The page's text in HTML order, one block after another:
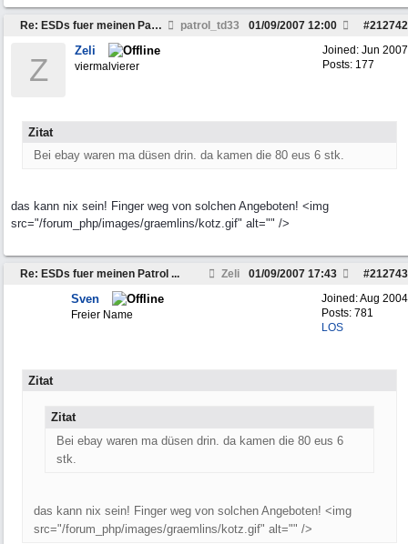
Re: ESDs fuer meinen Patrol ... patrol_td33 #212742
01/09/2007 12:00
Joined: Jun 2007
Posts: 177
Z
Zeli
viermalvierer
Zitat
Bei ebay waren ma düsen drin. da kamen die 80 eus 6 stk.
das kann nix sein! Finger weg von solchen Angeboten! <img
src="/forum_php/images/graemlins/kotz.gif" alt="" />
Re: ESDs fuer meinen Patrol ... Zeli #212743
01/09/2007 17:43
Joined:Aug 2004
Posts: 781
LOS
Sven
Freier Name
Zitat
Zitat
Bei ebay waren ma düsen drin. da kamen die 80 eus 6
stk.
das kann nix sein! Finger weg von solchen Angeboten! <img
src="/forum_php/images/graemlins/kotz.gif" alt="" />